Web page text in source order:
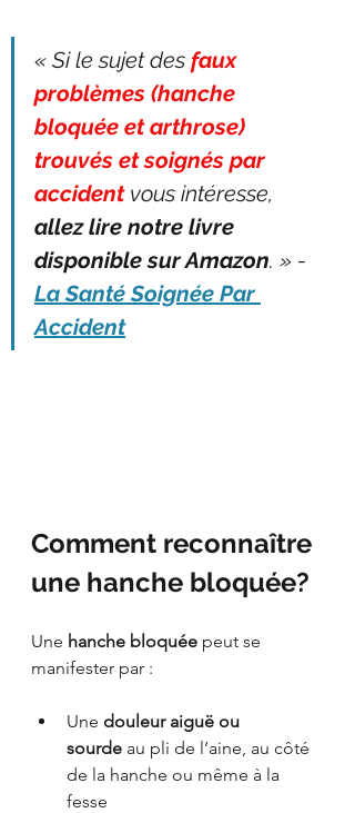
« Si le sujet des faux
problèmes (hanche
bloquée et arthrose)
trouvés et soignés par
accident vous intéresse,
allez lire notre livre
disponible sur Amazon. » -
La Santé Soignée Par
Accident
Comment reconnaître
une hanche bloquée?
Une hanche bloquée peut se
manifester par :
Une douleur aiguë ou
sourde au pli de l’aine, au côté
de la hanche ou même à la
fesse